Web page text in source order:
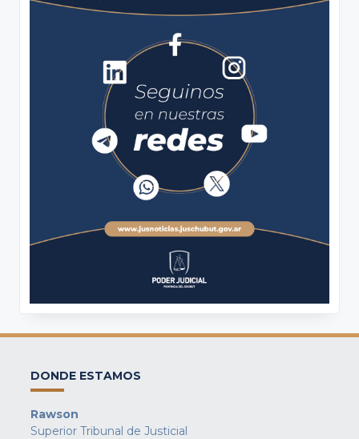
DONDE ESTAMOS
Rawson
Superior Tribunal de Justicial